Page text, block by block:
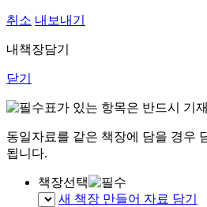
취소 내보내기
내책장담기
닫기
표가 있는 항목은 반드시 기
동일자료를 같은 책장에 담을 경우
됩니다.
책장선택
새 책장 만들어 자료 담기